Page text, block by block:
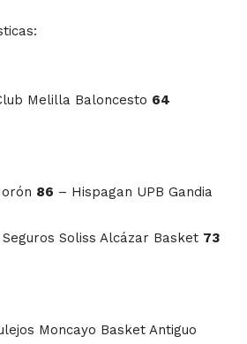
Melilla Baloncesto 64
86 – Hispagan UPB Gandia
Soliss Alcázar Basket 73
Moncayo Basket Antiguo